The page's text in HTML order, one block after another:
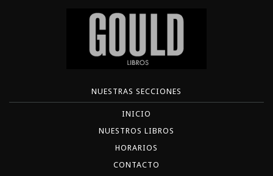
NUESTRAS SECCIONES
INICIO
NUESTROS LIBROS
HORARIOS
CONTACTO